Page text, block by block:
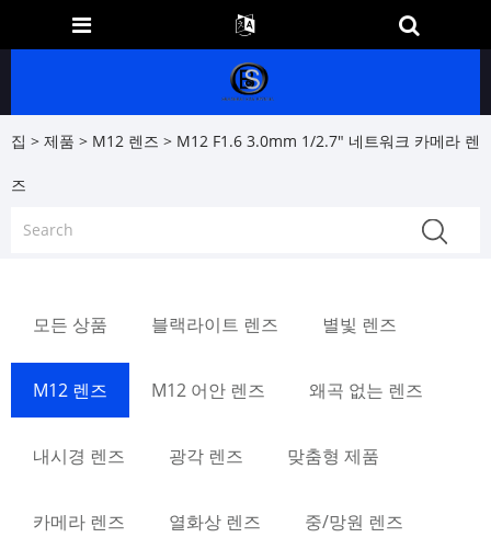
집 > 제품 > M12 렌즈 > M12 F1.6 3.0mm 1/2.7" 네트워크 카메라 렌
즈
모든 상품 블랙라이트 렌즈 별빛 렌즈
M12 렌즈 M12 어안 렌즈 왜곡 없는 렌즈
내시경 렌즈 광각 렌즈 맞춤형 제품
카메라 렌즈 열화상 렌즈 중/망원 렌즈